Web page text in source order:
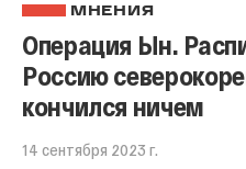
МНЕНИЯ
Операция Ын.
Россию
кончился ничем
14 сентября 2023 г.